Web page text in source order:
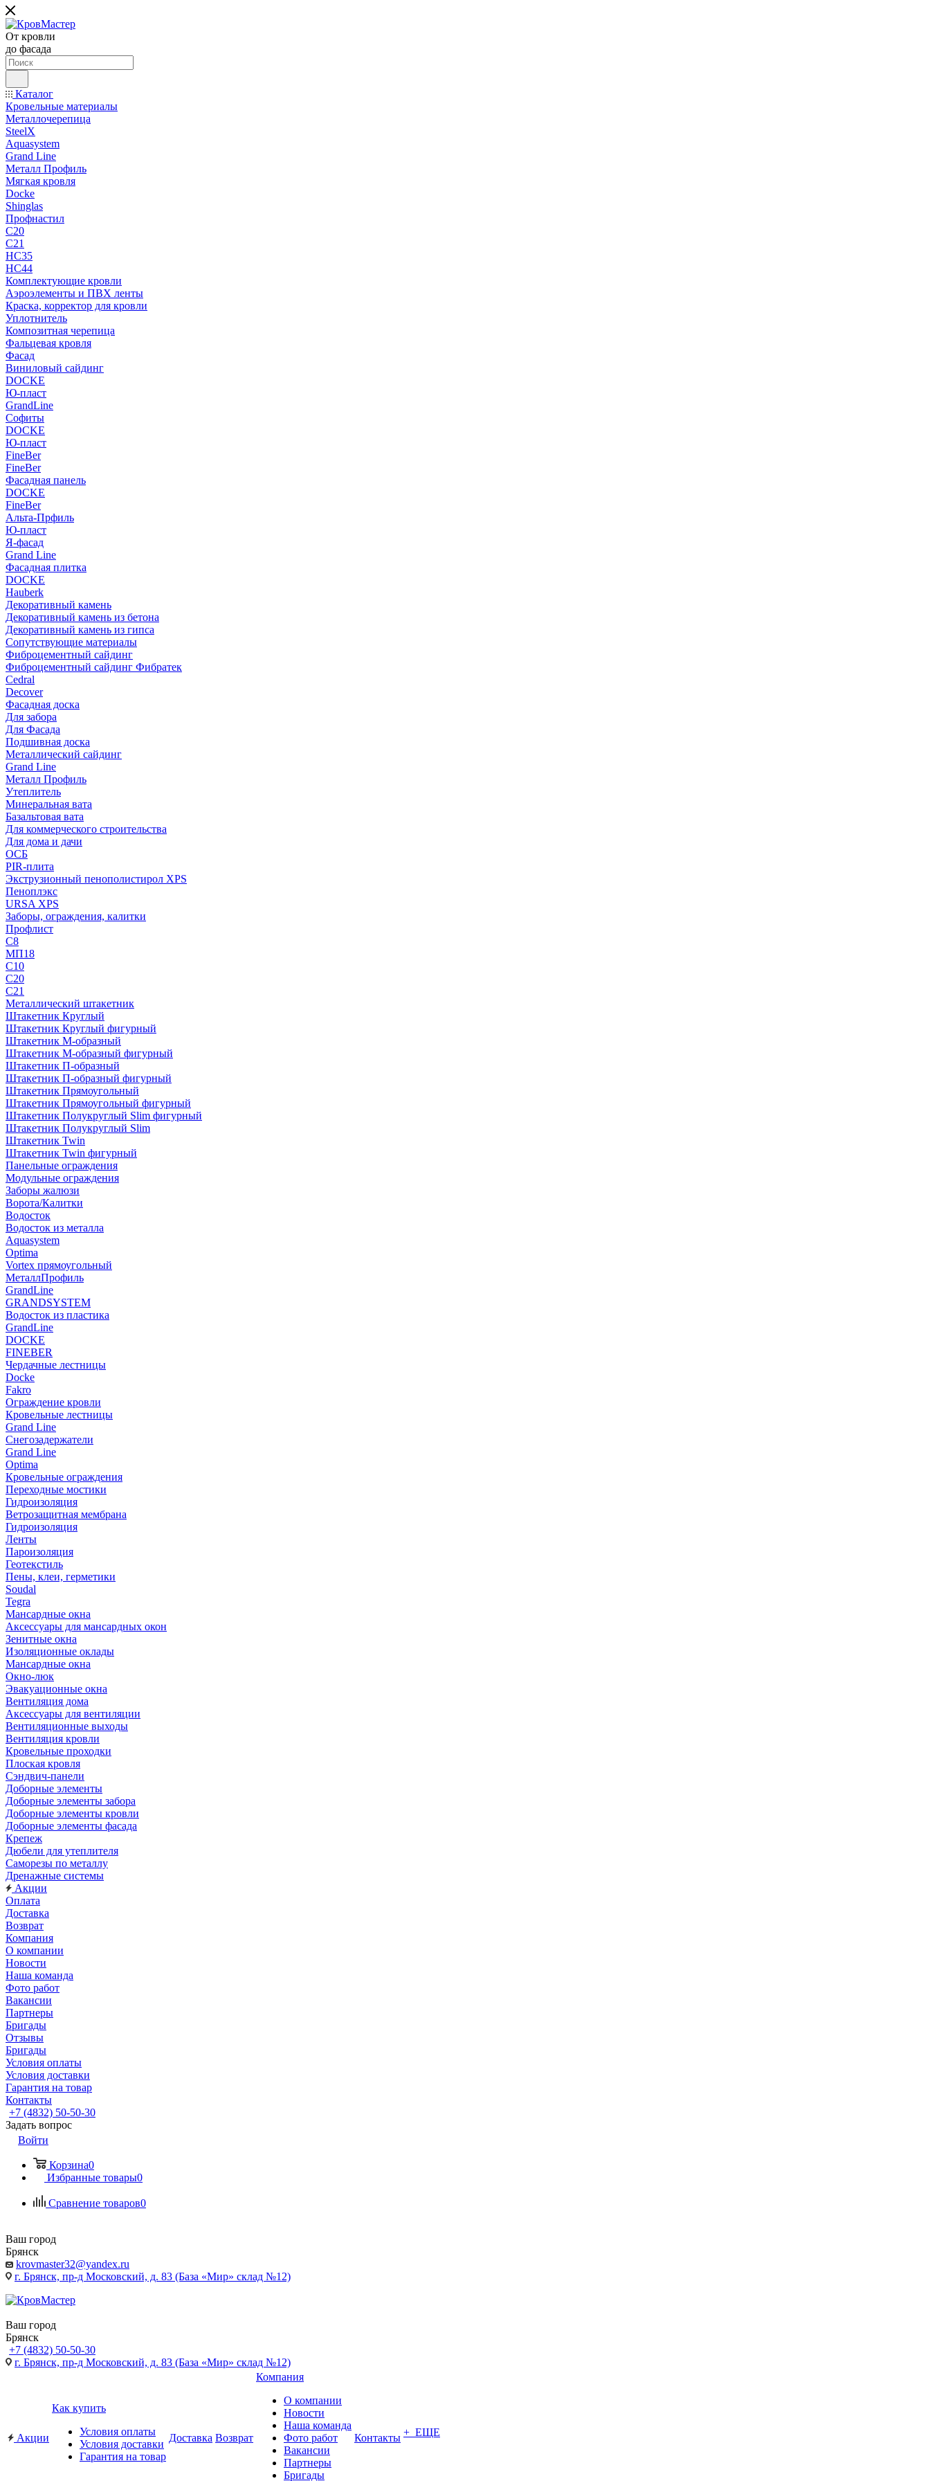
От кровли
до фасада
Каталог
Кровельные материалы
Металлочерепица
SteelX
Aquasystem
Grand Line
Металл Профиль
Мягкая кровля
Docke
Shinglas
Профнастил
C20
C21
НС35
НС44
Комплектующие кровли
Аэроэлементы и ПВХ ленты
Краска, корректор для кровли
Уплотнитель
Композитная черепица
Фальцевая кровля
Фасад
Виниловый сайдинг
DOCKE
Ю-пласт
GrandLine
Софиты
DOCKE
Ю-пласт
FineBer
FineBer
Фасадная панель
DOCKE
FineBer
Альта-Прфиль
Ю-пласт
Я-фасад
Grand Line
Фасадная плитка
DOCKE
Hauberk
Декоративный камень
Декоративный камень из бетона
Декоративный камень из гипса
Сопутствующие материалы
Фиброцементный сайдинг
Фиброцементный сайдинг Фибратек
Cedral
Decover
Фасадная доска
Для забора
Для Фасада
Подшивная доска
Металлический сайдинг
Grand Line
Металл Профиль
Утеплитель
Минеральная вата
Базальтовая вата
Для коммерческого строительства
Для дома и дачи
ОСБ
PIR-плита
Экструзионный пенополистирол XPS
Пеноплэкс
URSA XPS
Заборы, ограждения, калитки
Профлист
С8
МП18
С10
С20
С21
Металлический штакетник
Штакетник Круглый
Штакетник Круглый фигурный
Штакетник М-образный
Штакетник М-образный фигурный
Штакетник П-образный
Штакетник П-образный фигурный
Штакетник Прямоугольный
Штакетник Прямоугольный фигурный
Штакетник Полукруглый Slim фигурный
Штакетник Полукруглый Slim
Штакетник Twin
Штакетник Twin фигурный
Панельные ограждения
Модульные ограждения
Заборы жалюзи
Ворота/Калитки
Водосток
Водосток из металла
Aquasystem
Optima
Vortex прямоугольный
МеталлПрофиль
GrandLine
GRANDSYSTEM
Водосток из пластика
GrandLine
DOCKE
FINEBER
Чердачные лестницы
Docke
Fakro
Ограждение кровли
Кровельные лестницы
Grand Line
Снегозадержатели
Grand Line
Optima
Кровельные ограждения
Переходные мостики
Гидроизоляция
Ветрозащитная мембрана
Гидроизоляция
Ленты
Пароизоляция
Геотекстиль
Пены, клеи, герметики
Soudal
Tegra
Мансардные окна
Аксессуары для мансардных окон
Зенитные окна
Изоляционные оклады
Мансардные окна
Окно-люк
Эвакуационные окна
Вентиляция дома
Аксессуары для вентиляции
Вентиляционные выходы
Вентиляция кровли
Кровельные проходки
Плоская кровля
Сэндвич-панели
Доборные элементы
Доборные элементы забора
Доборные элементы кровли
Доборные элементы фасада
Крепеж
Дюбели для утеплителя
Саморезы по металлу
Дренажные системы
Акции
Оплата
Доставка
Возврат
Компания
О компании
Новости
Наша команда
Фото работ
Вакансии
Партнеры
Бригады
Отзывы
Бригады
Условия оплаты
Условия доставки
Гарантия на товар
Контакты
+7 (4832) 50-50-30
Задать вопрос
Войти
Корзина0
Избранные товары0
Сравнение товаров0
Ваш город
Брянск
krovmaster32@yandex.ru
г. Брянск, пр-д Московский, д. 83 (База «Мир» склад №12)
Ваш город
Брянск
+7 (4832) 50-50-30
г. Брянск, пр-д Московский, д. 83 (База «Мир» склад №12)
Акции
Как купить
Условия оплаты
Условия доставки
Гарантия на товар
Доставка Возврат
Компания
О компании
Новости
Наша команда
Фото работ
Вакансии
Партнеры
Бригады
Контакты + ЕЩЕ